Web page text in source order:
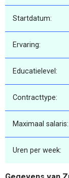
Startdatum:
Ervaring:
Educatielevel:
Contracttype:
Maximaal salaris:
Uren per week: